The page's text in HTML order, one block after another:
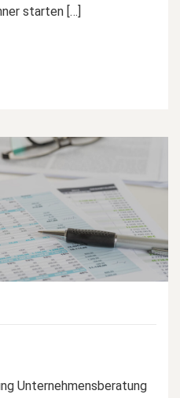
starten […]
Unternehmensberatung